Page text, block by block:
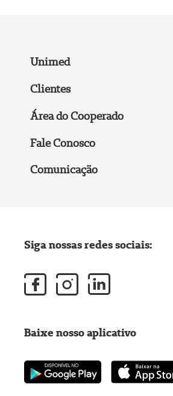
Unimed
Clientes
Área do Cooperado
Fale Conosco
Comunicação
Siga nossas redes sociais:
Baixe nosso aplicativo